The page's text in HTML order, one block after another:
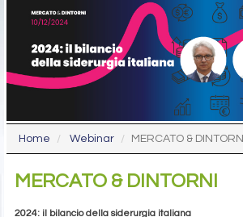
Home Webinar MERCATO & DINTORNI
MERCATO & DINTORNI
2024: il bilancio della siderurgia italiana